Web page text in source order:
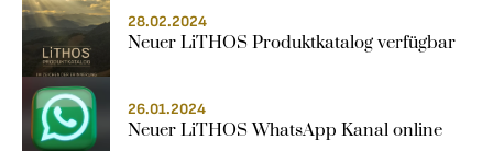
28.02.2024
Neuer LiTHOS Produktkatalog verfügbar
26.01.2024
Neuer LiTHOS WhatsApp Kanal online